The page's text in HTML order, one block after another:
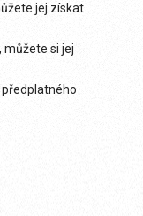
jej získat
můžete si jej